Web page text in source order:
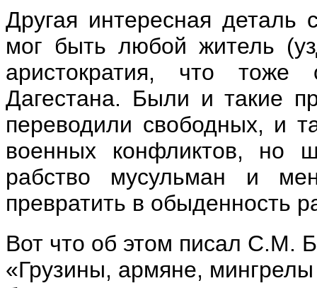
Другая интересная деталь
мог быть любой житель
аристократия, что
Дагестана. Были и такие
переводили свободных, и
военных конфликтов, но
рабство мусульман и
превратить в обыденность
Вот что об этом писал С.М.
«Грузины, армяне,